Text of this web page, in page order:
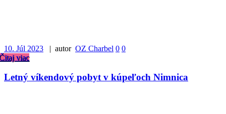
10. Júl 2023 | autor OZ Charbel 0 0
viac
Letný víkendový pobyt v kúpeľoch Nimnica